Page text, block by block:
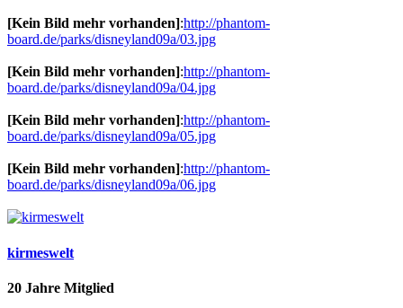
[Kein Bild mehr vorhanden]:http://phantom-
board.de/parks/disneyland09a/03.jpg
[Kein Bild mehr vorhanden]:http://phantom-
board.de/parks/disneyland09a/04.jpg
[Kein Bild mehr vorhanden]:http://phantom-
board.de/parks/disneyland09a/05.jpg
[Kein Bild mehr vorhanden]:http://phantom-
board.de/parks/disneyland09a/06.jpg
kirmeswelt
20 Jahre Mitglied